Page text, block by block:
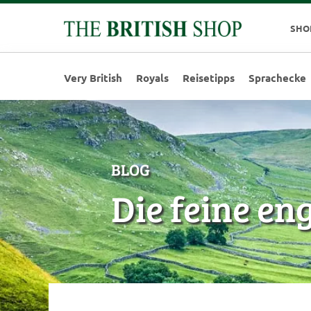
Very British Royals Reisetipps Sprachecke
BLOG
Die feine